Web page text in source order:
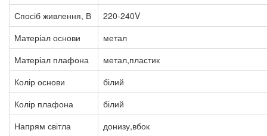
Спосіб живлення, В
220-240V
Матеріал основи
метал
Матеріал плафона
метал,пластик
Колір основи
білий
Колір плафона
білий
Напрям світла
донизу,вбок